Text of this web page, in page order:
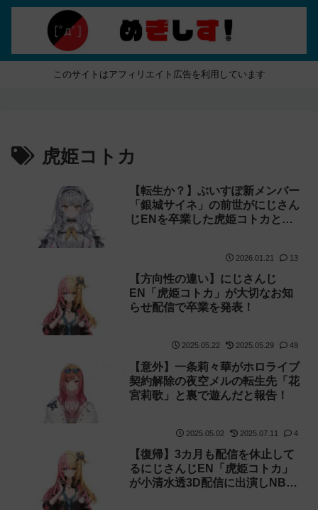
このサイトはアフィリエイト広告を利用しています
虎姫コトカ
【転生か？】ぶいすぽ新メンバー
「銀城サイネ」の前世がにじさん
じENを卒業した虎姫コトカとい
2026.01.21 13
【方向性の違い】にじさんじ
EN「虎姫コトカ」が大切なお知
らせ配信で卒業を発表！
2025.05.22 2025.05.29 49
【意外】一条莉々華がホロライブ
契約解除の夜空メルの転生先「花
宮莉歌」と裏で遊んだと報告！
2025.05.02 2025.07.11 4
【復帰】3カ月も配信を休止して
るにじさんじEN「虎姫コトカ」
が小清水透3D配信に出演しNBA